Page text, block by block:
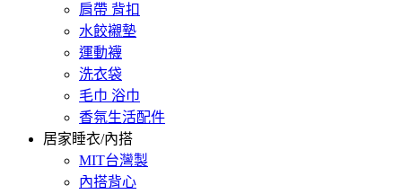
肩帶 背扣
水餃襯墊
運動襪
洗衣袋
毛巾 浴巾
香氛生活配件
居家睡衣/內搭
MIT台灣製
內搭背心